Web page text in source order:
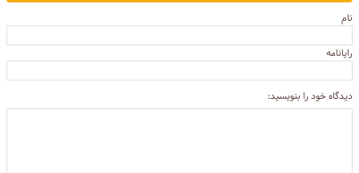
نام
رایانامه
دیدگاه خود را بنویسید: